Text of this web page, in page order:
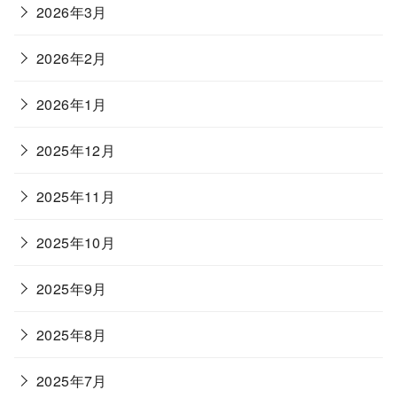
2026年3月
2026年2月
2026年1月
2025年12月
2025年11月
2025年10月
2025年9月
2025年8月
2025年7月